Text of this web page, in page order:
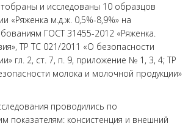
и исследованы 10 образцов
«Ряженка м.д.ж. 0,5%-8,9%» на
ГОСТ 31455-2012 «Ряженка.
ТР ТС 021/2011 «О безопасности
гл. 2, ст. 7, п. 9, приложение № 1, 3, 4; ТР
молока и молочной продукции»
проводились по
показателям: консистенция и внешний